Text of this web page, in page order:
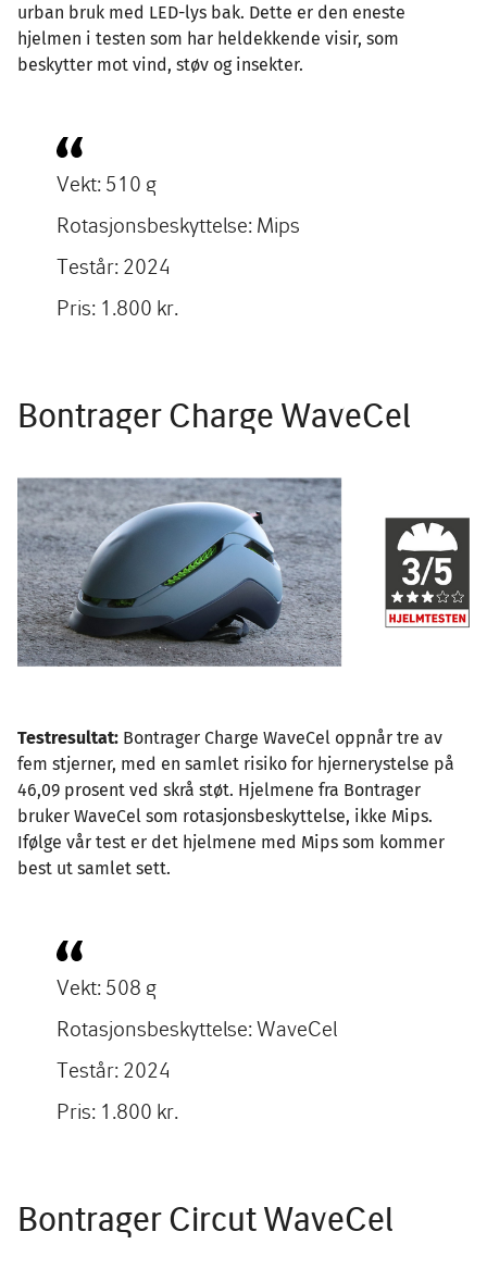
urban bruk med LED-lys bak. Dette er den eneste
hjelmen i testen som har heldekkende visir, som
beskytter mot vind, støv og insekter.
Vekt: 510 g
Rotasjonsbeskyttelse: Mips
Testår: 2024
Pris: 1.800 kr.
Bontrager Charge WaveCel
Testresultat: Bontrager Charge WaveCel oppnår tre av
fem stjerner, med en samlet risiko for hjernerystelse på
46,09 prosent ved skrå støt. Hjelmene fra Bontrager
bruker WaveCel som rotasjonsbeskyttelse, ikke Mips.
Ifølge vår test er det hjelmene med Mips som kommer
best ut samlet sett.
Vekt: 508 g
Rotasjonsbeskyttelse: WaveCel
Testår: 2024
Pris: 1.800 kr.
Bontrager Circut WaveCel